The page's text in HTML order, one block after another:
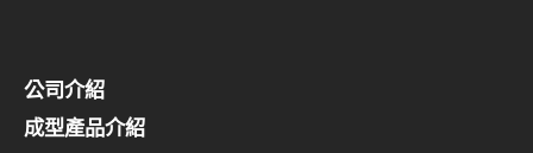
公司介紹
成型產品介紹